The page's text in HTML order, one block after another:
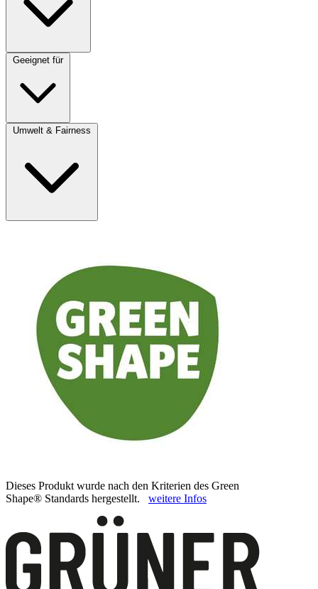
Geeignet für
Umwelt & Fairness
Dieses Produkt wurde nach den Kriterien des Green
Shape® Standards hergestellt. weitere Infos